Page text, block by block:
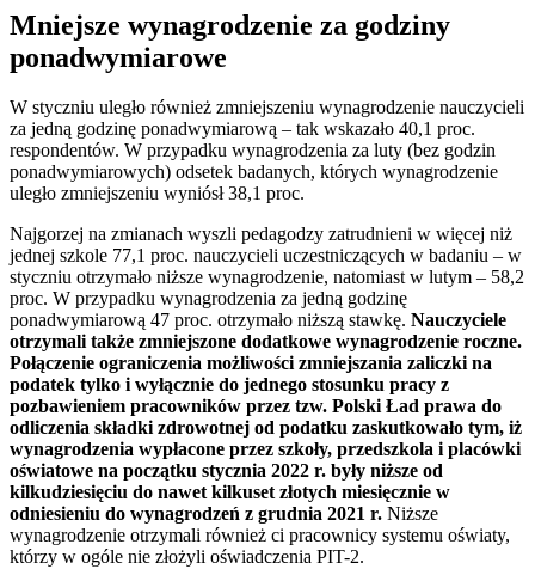
Mniejsze wynagrodzenie za godziny
ponadwymiarowe
W styczniu uległo również zmniejszeniu wynagrodzenie nauczycieli
za jedną godzinę ponadwymiarową – tak wskazało 40,1 proc.
respondentów. W przypadku wynagrodzenia za luty (bez godzin
ponadwymiarowych) odsetek badanych, których wynagrodzenie
uległo zmniejszeniu wyniósł 38,1 proc.
Najgorzej na zmianach wyszli pedagodzy zatrudnieni w więcej niż
jednej szkole 77,1 proc. nauczycieli uczestniczących w badaniu – w
styczniu otrzymało niższe wynagrodzenie, natomiast w lutym – 58,2
proc. W przypadku wynagrodzenia za jedną godzinę
ponadwymiarową 47 proc. otrzymało niższą stawkę. Nauczyciele
otrzymali także zmniejszone dodatkowe wynagrodzenie roczne.
Połączenie ograniczenia możliwości zmniejszania zaliczki na
podatek tylko i wyłącznie do jednego stosunku pracy z
pozbawieniem pracowników przez tzw. Polski Ład prawa do
odliczenia składki zdrowotnej od podatku zaskutkowało tym, iż
wynagrodzenia wypłacone przez szkoły, przedszkola i placówki
oświatowe na początku stycznia 2022 r. były niższe od
kilkudziesięciu do nawet kilkuset złotych miesięcznie w
odniesieniu do wynagrodzeń z grudnia 2021 r. Niższe
wynagrodzenie otrzymali również ci pracownicy systemu oświaty,
którzy w ogóle nie złożyli oświadczenia PIT-2.